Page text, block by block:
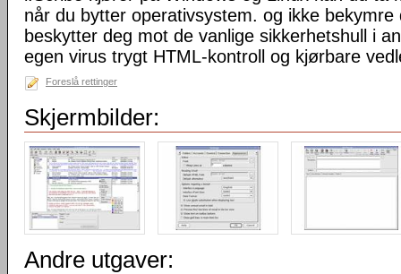
når du bytter operativsystem. og ikke
beskytter deg mot de vanlige sikkerhetshull i
egen virus trygt HTML-kontroll og kjørbare
Foreslå rettinger
Skjermbilder:
Andre utgaver: